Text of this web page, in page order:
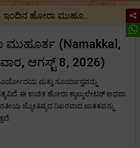
ಇಂದಿನ ಹೋರಾ ಮುಹೂ..
(Namakkal,
ಆಗಸ್ಟ್ 8, 2026)
ಮತ್ತು ಸೂರ್ಯಾಸ್ತವನ್ನು
ಈ ಉಚಿತ ಹೋರಾ ಕ್ಯಾಲ್ಕುಲೇಟರ್ ಅಥವಾ
ಜ್ಯೋತಿಷ್ಯದ ನಿಖರವಾದ ಜಾತಕವನ್ನು